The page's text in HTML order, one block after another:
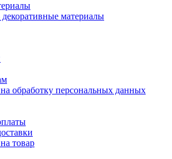
материалы
на обработку персональных данных
товар